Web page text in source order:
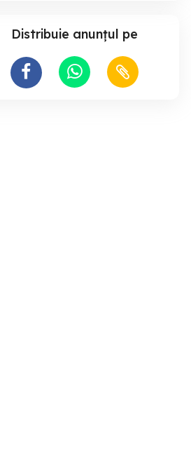
Distribuie anunțul pe